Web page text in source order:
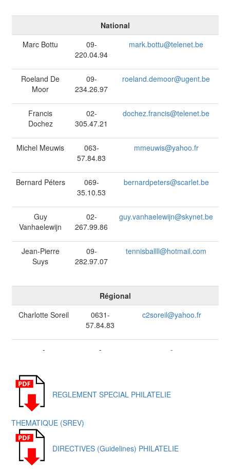
National
Marc Bottu
09-
220.04.94
mark.bottu@telenet.be
Roeland De
Moor
09-
234.26.97
roeland.demoor@ugent.be
Francis
Dochez
02-
305.47.21
dochez.francis@telenet.be
Michel Meuwis
063-
57.84.83
mmeuwis@yahoo.fr
Bernard Péters
069-
35.10.53
bernardpeters@scarlet.be
Guy
Vanhaelewijn
02-
267.99.86
guy.vanhaelewijn@skynet.be
Jean-Pierre
Suys
09-
282.97.07
tennisballll@hotmail.com
Régional
Charlotte Soreil
0631-
57.84.83
c2soreil@yahoo.fr
- - -
REGLEMENT SPECIAL PHILATELIE
THEMATIQUE (SREV)
DIRECTIVES (Guidelines) PHILATELIE